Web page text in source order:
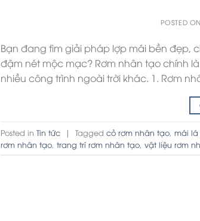
POSTED ON
Bạn đang tìm giải pháp lợp mái bền đẹp,
đậm nét mộc mạc? Rơm nhân tạo chính
nhiều công trình ngoài trời khác. 1. Rơm
Posted in Tin tức | Tagged cỏ rơm nhân tạo mái lá
rơm nhân tạo trang trí rơm nhân tạo vật liệu rơm